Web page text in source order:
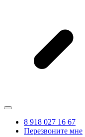
8 918 027 16 67
Перезвоните мне